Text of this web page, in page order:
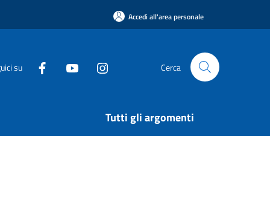
Accedi all'area personale
su Cerca
Tutti gli argomenti